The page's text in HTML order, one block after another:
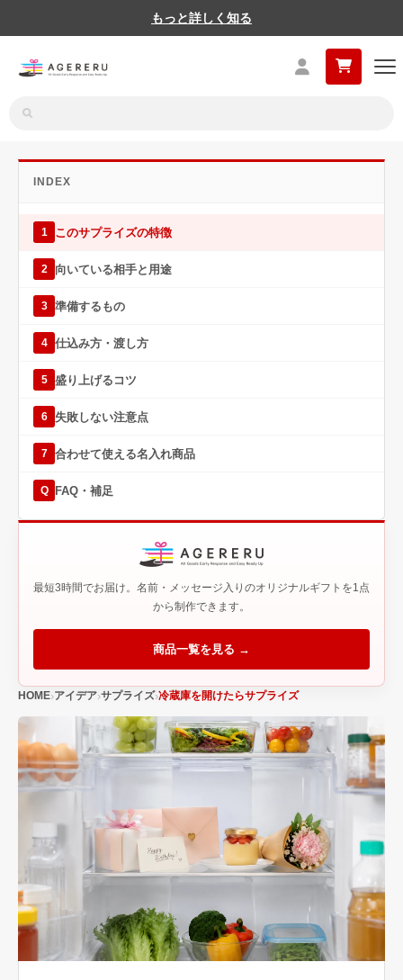
もっと詳しく知る
HOME アイデア サプライズ 冷蔵庫を開けたらサプライズ
INDEX
1 このサプライズの特徴
2 向いている相手と用途
3 準備するもの
4 仕込み方・渡し方
5 盛り上げるコツ
6 失敗しない注意点
7 合わせて使える名入れ商品
Q FAQ・補足
最短3時間でお届け。名前・メッセージ入りのオリジナルギフトを1点
から制作できます。
商品一覧を見る →